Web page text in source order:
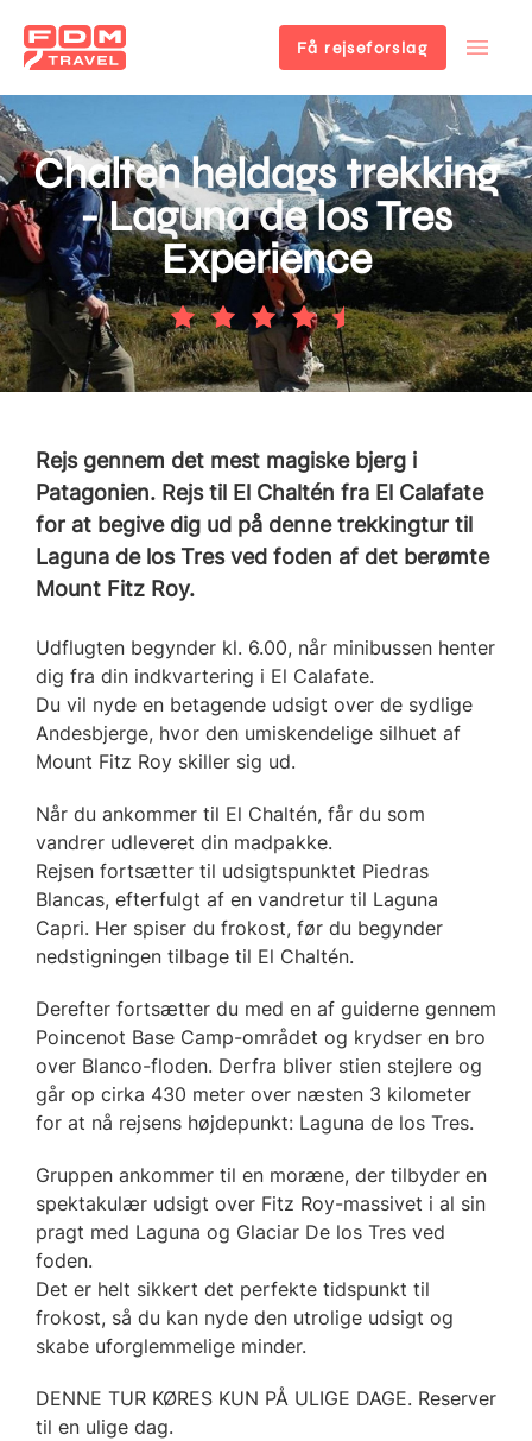
Gå
til
hovedindhold
Få rejseforslag
Chalten heldags trekking
- Laguna de los Tres
Experience
Rejs gennem det mest magiske bjerg i
Patagonien. Rejs til El Chaltén fra El Calafate
for at begive dig ud på denne trekkingtur til
Laguna de los Tres ved foden af det berømte
Mount Fitz Roy.
Udflugten begynder kl. 6.00, når minibussen henter
dig fra din indkvartering i El Calafate.
Du vil nyde en betagende udsigt over de sydlige
Andesbjerge, hvor den umiskendelige silhuet af
Mount Fitz Roy skiller sig ud.
Når du ankommer til El Chaltén, får du som
vandrer udleveret din madpakke.
Rejsen fortsætter til udsigtspunktet Piedras
Blancas, efterfulgt af en vandretur til Laguna
Capri. Her spiser du frokost, før du begynder
nedstigningen tilbage til El Chaltén.
Derefter fortsætter du med en af guiderne gennem
Poincenot Base Camp-området og krydser en bro
over Blanco-floden. Derfra bliver stien stejlere og
går op cirka 430 meter over næsten 3 kilometer
for at nå rejsens højdepunkt: Laguna de los Tres.
Gruppen ankommer til en moræne, der tilbyder en
spektakulær udsigt over Fitz Roy-massivet i al sin
pragt med Laguna og Glaciar De los Tres ved
foden.
Det er helt sikkert det perfekte tidspunkt til
frokost, så du kan nyde den utrolige udsigt og
skabe uforglemmelige minder.
DENNE TUR KØRES KUN PÅ ULIGE DAGE. Reserver
til en ulige dag.